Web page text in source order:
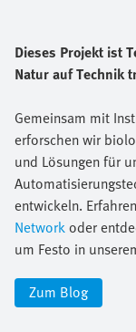
Dieses Projekt ist
Natur auf Technik
Gemeinsam mit
erforschen wir
und Lösungen für
entwickeln.
Networkoder
um Festo in
Zum Blog